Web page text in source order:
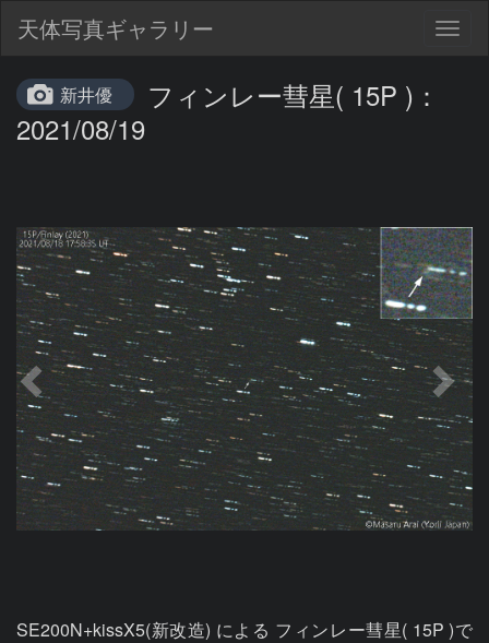
天体写真ギャラリー
新井優
フィンレー彗星( 15P )：
2021/08/19
SE200N+kissX5(新改造) による フィンレー彗星( 15P )で